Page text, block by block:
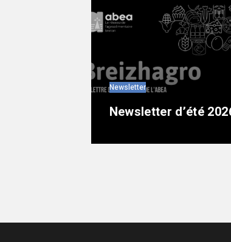
Newsletter
Newsletter d’été